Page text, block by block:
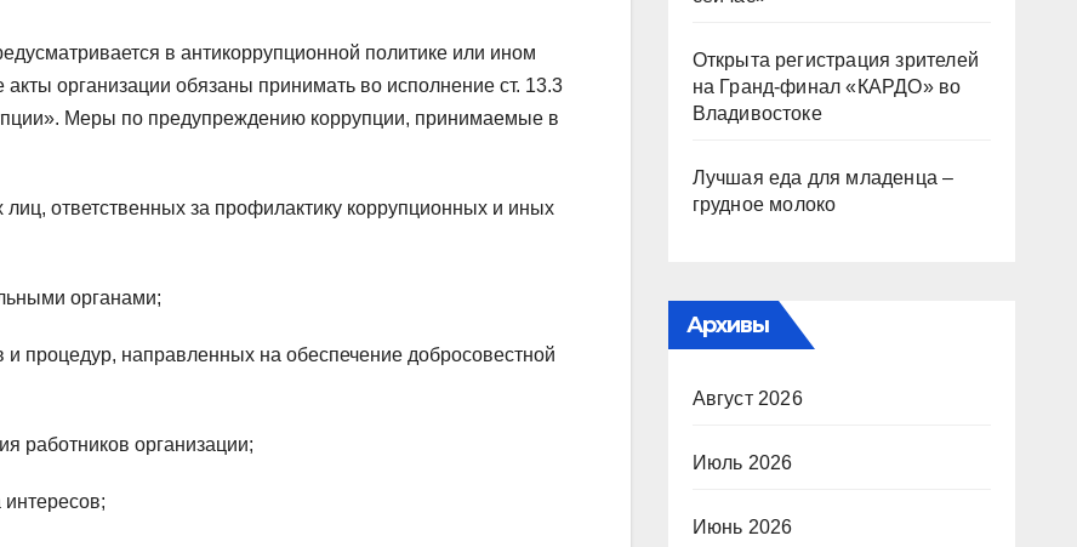
в антикоррупционной политике или ином
организации обязаны принимать во исполнение ст. 13.3
Меры по предупреждению коррупции, принимаемые в
ответственных за профилактику коррупционных и иных
органами;
и процедур, направленных на обеспечение добросовестной
работников организации;
Открыта регистрация зрителей
на Гранд-финал «КАРДО» во
Владивостоке
Лучшая еда для младенца –
грудное молоко
Архивы
Август 2026
Июль 2026
Июнь 2026